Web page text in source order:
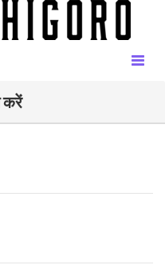
करें